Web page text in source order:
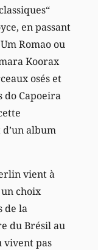
en passant
Romao ou
Koorax
osés et
do Capoeira
album
vient à
choix
de la
du Brésil au
vivent pas